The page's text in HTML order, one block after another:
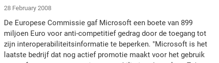
28 February 2008
De Europese Commissie gaf Microsoft een boete van 899
miljoen Euro voor anti-competitief gedrag door de toegang tot
zijn interoperabiliteitsinformatie te beperken. "Microsoft is het
laatste bedrijf dat nog actief promotie maakt voor het gebruik